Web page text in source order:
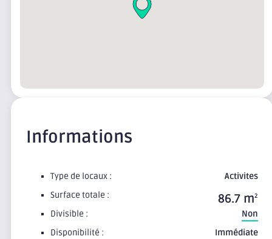
Informations
Type de locaux :
Activites
Surface totale :
86.7 m2
Divisible :
Non
Disponibilité :
Immédiate